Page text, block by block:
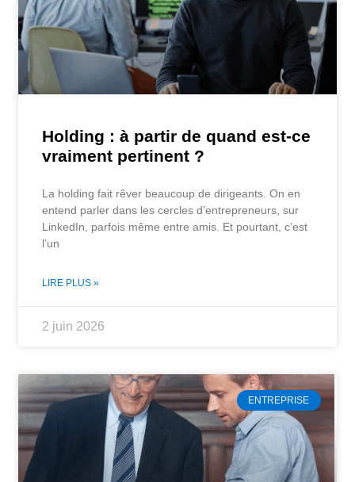
Holding : à partir de quand est-ce
vraiment pertinent ?
La holding fait rêver beaucoup de dirigeants. On en
entend parler dans les cercles d’entrepreneurs, sur
LinkedIn, parfois même entre amis. Et pourtant, c’est
l’un
LIRE PLUS »
2 juin 2026
ENTREPRISE